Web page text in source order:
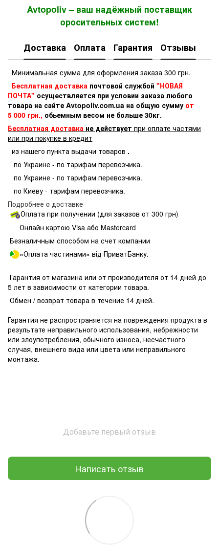
Avtopoliv – ваш надёжный поставщик
оросительных систем!
Доставка Оплата Гарантия Отзывы
Минимальная сумма для оформления заказа 300 грн.
Бесплатная доставка почтовой службой "НОВАЯ
ПОЧТА" осуществляется при условии заказа любого
товара на сайте Avtopoliv.com.ua на общую сумму от
5 000 грн., обьемным весом не больше 30кг.
Бесплатная доставка не действует при оплате частями
или при покупке в кредит
из нашего пункта выдачи товаров .
по Украине - по тарифам перевозчика.
по Украине - по тарифам перевозчика.
по Киеву - тарифам перевозчика.
Подробнее о доставке
Оплата при получении (для заказов от 300 грн)
Онлайн картою Visa або Mastercard
Безналичным способом на счет компании
«Оплата частинами» від ПриватБанку.
Гарантия от магазина или от производителя от 14 дней до
5 лет в зависимости от категории товара.
Обмен / возврат товара в течение 14 дней.
Гарантия не распространяется на повреждения продукта в
результате неправильного использования, небрежности
или злоупотребления, обычного износа, несчастного
случая, внешнего вида или цвета или неправильного
монтажа.
Добавьте первый отзыв
Написать отзыв